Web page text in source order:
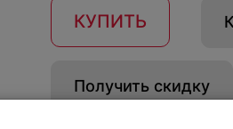
КУПИТЬ
Получить скидку